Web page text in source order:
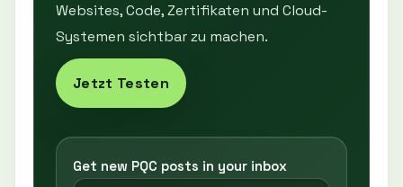
Websites, Code, Zertifikaten und Cloud-
Systemen sichtbar zu machen.
Jetzt Testen
Get new PQC posts in your inbox